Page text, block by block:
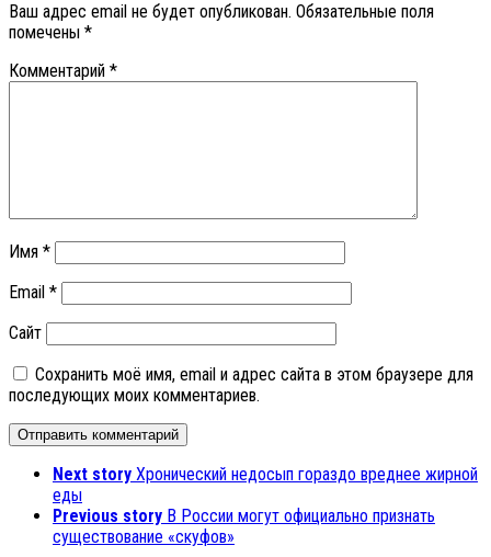
Ваш адрес email не будет опубликован. Обязательные поля
помечены *
Комментарий *
Имя *
Email *
Сайт
Сохранить моё имя, email и адрес сайта в этом браузере для
последующих моих комментариев.
Next story Хронический недосып гораздо вреднее жирной
еды
Previous story В России могут официально признать
существование «скуфов»